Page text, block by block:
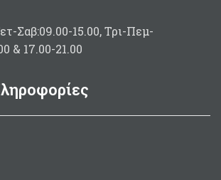
Σαβ:09.00-15.00, Τρι-Πεμ-
& 17.00-21.00